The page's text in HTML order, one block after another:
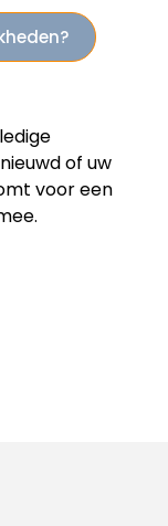
of uw
voor een